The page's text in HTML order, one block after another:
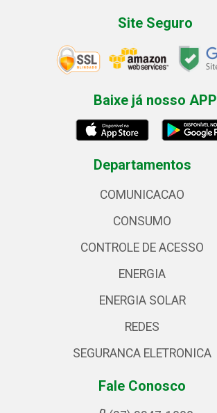
Site Seguro
Baixe já nosso APP
Departamentos
COMUNICACAO
CONSUMO
CONTROLE DE ACESSO
ENERGIA
ENERGIA SOLAR
REDES
SEGURANCA ELETRONICA
Fale Conosco